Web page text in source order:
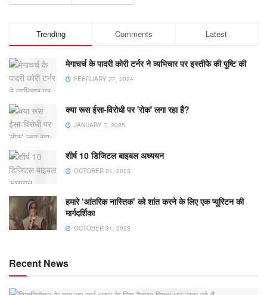
Trending Comments Latest
मेगाचर्च के पादरी कोरी टर्नर ने व्यभिचार पर इस्तीफे की पुष्टि की
FEBRUARY 27, 2024
क्या रूस ईसा-विरोधी पर 'रोक' लगा रहा है?
JANUARY 7, 2025
शीर्ष 10 डिजिटल बाइबल अध्ययन
OCTOBER 21, 2023
हमारे ‘आंतरिक नास्तिक’ को शांत करने के लिए एक प्यूरिटन की
मार्गदर्शिका
OCTOBER 31, 2023
Recent News